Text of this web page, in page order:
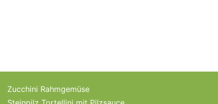
Zucchini Rahmgemüse